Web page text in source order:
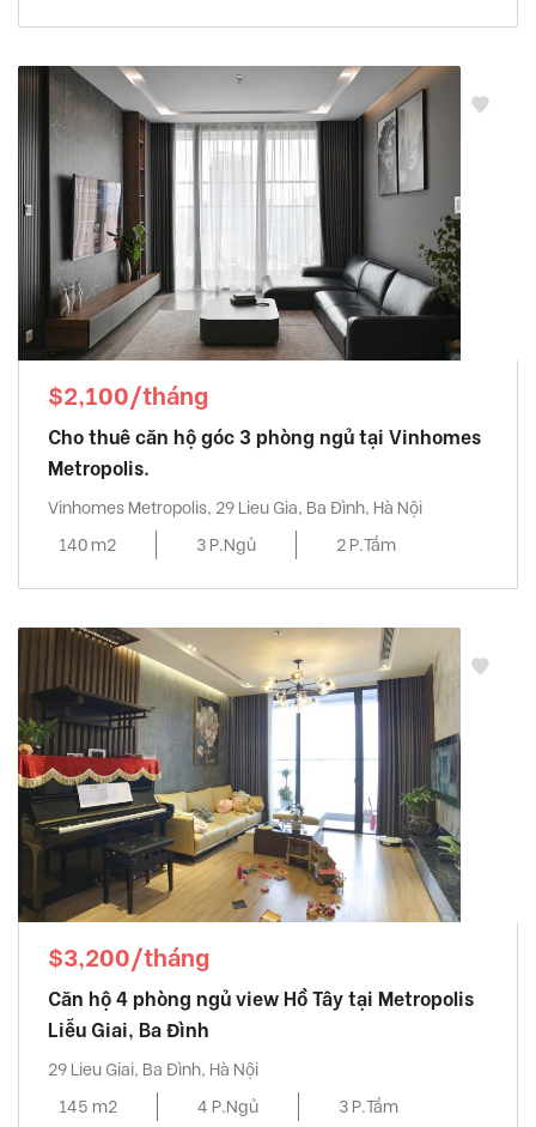
$2,100/tháng
Cho thuê căn hộ góc 3 phòng ngủ tại Vinhomes
Metropolis.
Vinhomes Metropolis, 29 Lieu Gia, Ba Đình, Hà Nội
140 m2
3 P.Ngủ 2 P.Tắm
$3,200/tháng
Căn hộ 4 phòng ngủ view Hồ Tây tại Metropolis
Liễu Giai, Ba Đình
29 Lieu Giai, Ba Đình, Hà Nội
145 m2
4 P.Ngủ 3 P.Tắm